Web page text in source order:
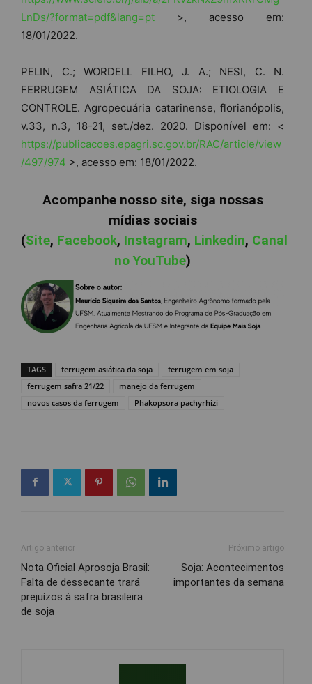
LnDs/?format=pdf&lang=pt >, acesso em:
18/01/2022.
PELIN, C.; WORDELL FILHO, J. A.; NESI, C. N.
FERRUGEM ASIÁTICA DA SOJA: ETIOLOGIA E
CONTROLE. Agropecuária catarinense, florianópolis,
v.33, n.3, 18-21, set./dez. 2020. Disponível em: <
https://publicacoes.epagri.sc.gov.br/RAC/article/view
/497/974 >, acesso em: 18/01/2022.
Acompanhe nosso site, siga nossas
mídias sociais
(Site, Facebook, Instagram, Linkedin, Canal
no YouTube)
TAGS ferrugem asiática da soja
ferrugem em soja
ferrugem safra 21/22
manejo da ferrugem
novos casos da ferrugem
Phakopsora pachyrhizi
Artigo anterior
Nota Oficial Aprosoja Brasil:
Falta de dessecante trará
prejuízos à safra brasileira
de soja
Próximo artigo
Soja: Acontecimentos
importantes da semana